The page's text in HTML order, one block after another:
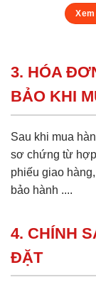
3. HÓA
BẢO KHI
Sau khi mua
sơ chứng từ
phiếu giao
bảo hành ....
4. CHÍNH
ĐẶT